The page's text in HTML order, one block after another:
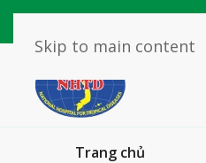
Skip to main content
Trang chủ